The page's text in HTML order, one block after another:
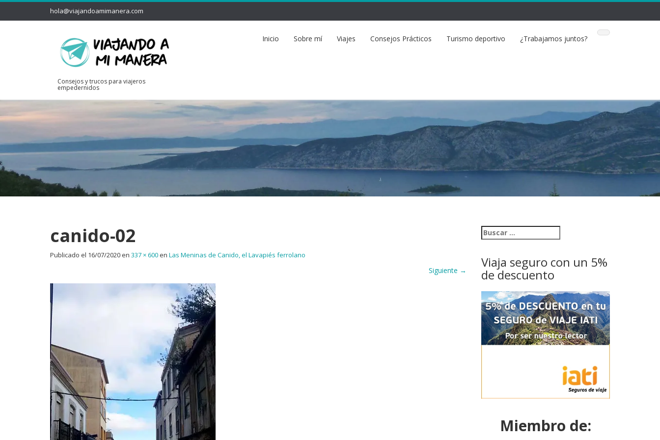
hola@viajandoamimanera.com
Consejos y trucos para viajeros
empedernidos
Inicio Sobre mí Viajes Consejos Prácticos Turismo deportivo ¿Trabajamos juntos?
canido-02
Publicado el 16/07/2020en 337 × 600en Las Meninas de Canido, el Lavapiés ferrolano
Siguiente →
Viaja seguro con un 5%
de descuento
Miembro de: